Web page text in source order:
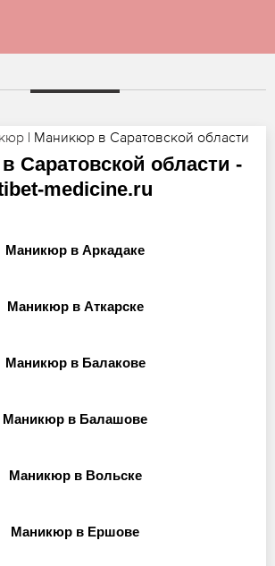
| Маникюр в Саратовской области
Саратовской области -
medicine.ru
Маникюр в Аркадаке
Маникюр в Аткарске
Маникюр в Балакове
Маникюр в Балашове
Маникюр в Вольске
Маникюр в Ершове